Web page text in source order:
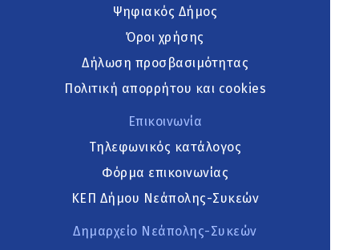
Ψηφιακός Δήμος
Όροι χρήσης
Δήλωση προσβασιμότητας
Πολιτική απορρήτου και cookies
Επικοινωνία
Τηλεφωνικός κατάλογος
Φόρμα επικοινωνίας
ΚΕΠ Δήμου Νεάπολης-Συκεών
Δημαρχείο Νεάπολης-Συκεών